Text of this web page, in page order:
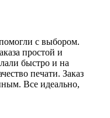
с выбором.
простой и
быстро и на
печати. Заказ
Все идеально,